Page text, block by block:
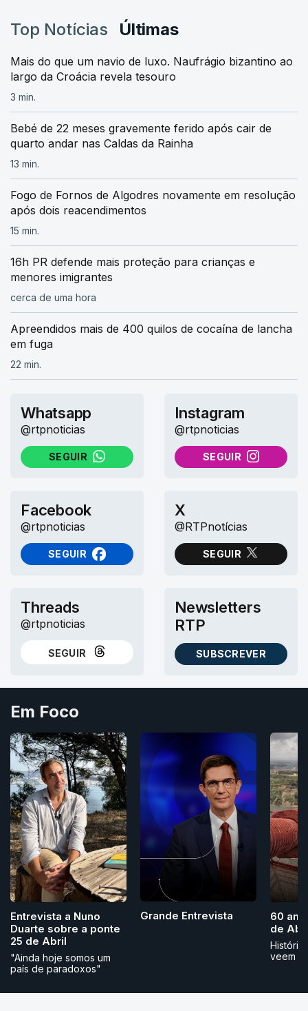
Top Notícias Últimas
Mais do que um navio de luxo. Naufrágio bizantino ao
largo da Croácia revela tesouro
3 min.
Bebé de 22 meses gravemente ferido após cair de
quarto andar nas Caldas da Rainha
13 min.
Fogo de Fornos de Algodres novamente em resolução
após dois reacendimentos
15 min.
16h PR defende mais proteção para crianças e
menores imigrantes
cerca de uma hora
Apreendidos mais de 400 quilos de cocaína de lancha
em fuga
22 min.
Whatsapp
@rtpnoticias
SEGUIR
NO WHATSAPP
Instagram
@rtpnoticias
SEGUIR
NO INSTAGRAM
Facebook
@rtpnoticias
SEGUIR
NO FACEBOOK
X
@RTPnotícias
SEGUIR
NO X (TWITTER)
Threads
@rtpnoticias
SEGUIR
NO THREADS
Newsletters
RTP
SUBSCREVER
AS NEWSLETTERS RTP
Em Foco
Entrevista a Nuno
Duarte sobre a ponte
25 de Abril
"Ainda hoje somos um
país de paradoxos"
Grande Entrevista
60
de
veem